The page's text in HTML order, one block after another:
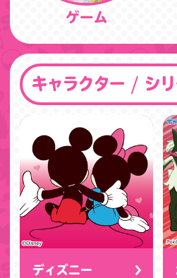
ゲーム
キャラクター / シ
ディズニー